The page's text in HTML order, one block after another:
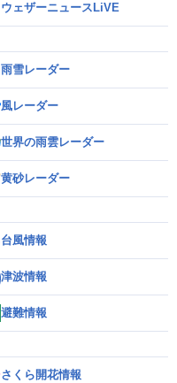
ウェザーニュースLiVE
雨雪レーダー
風レーダー
世界の雨雲レーダー
黄砂レーダー
台風情報
津波情報
避難情報
さくら開花情報